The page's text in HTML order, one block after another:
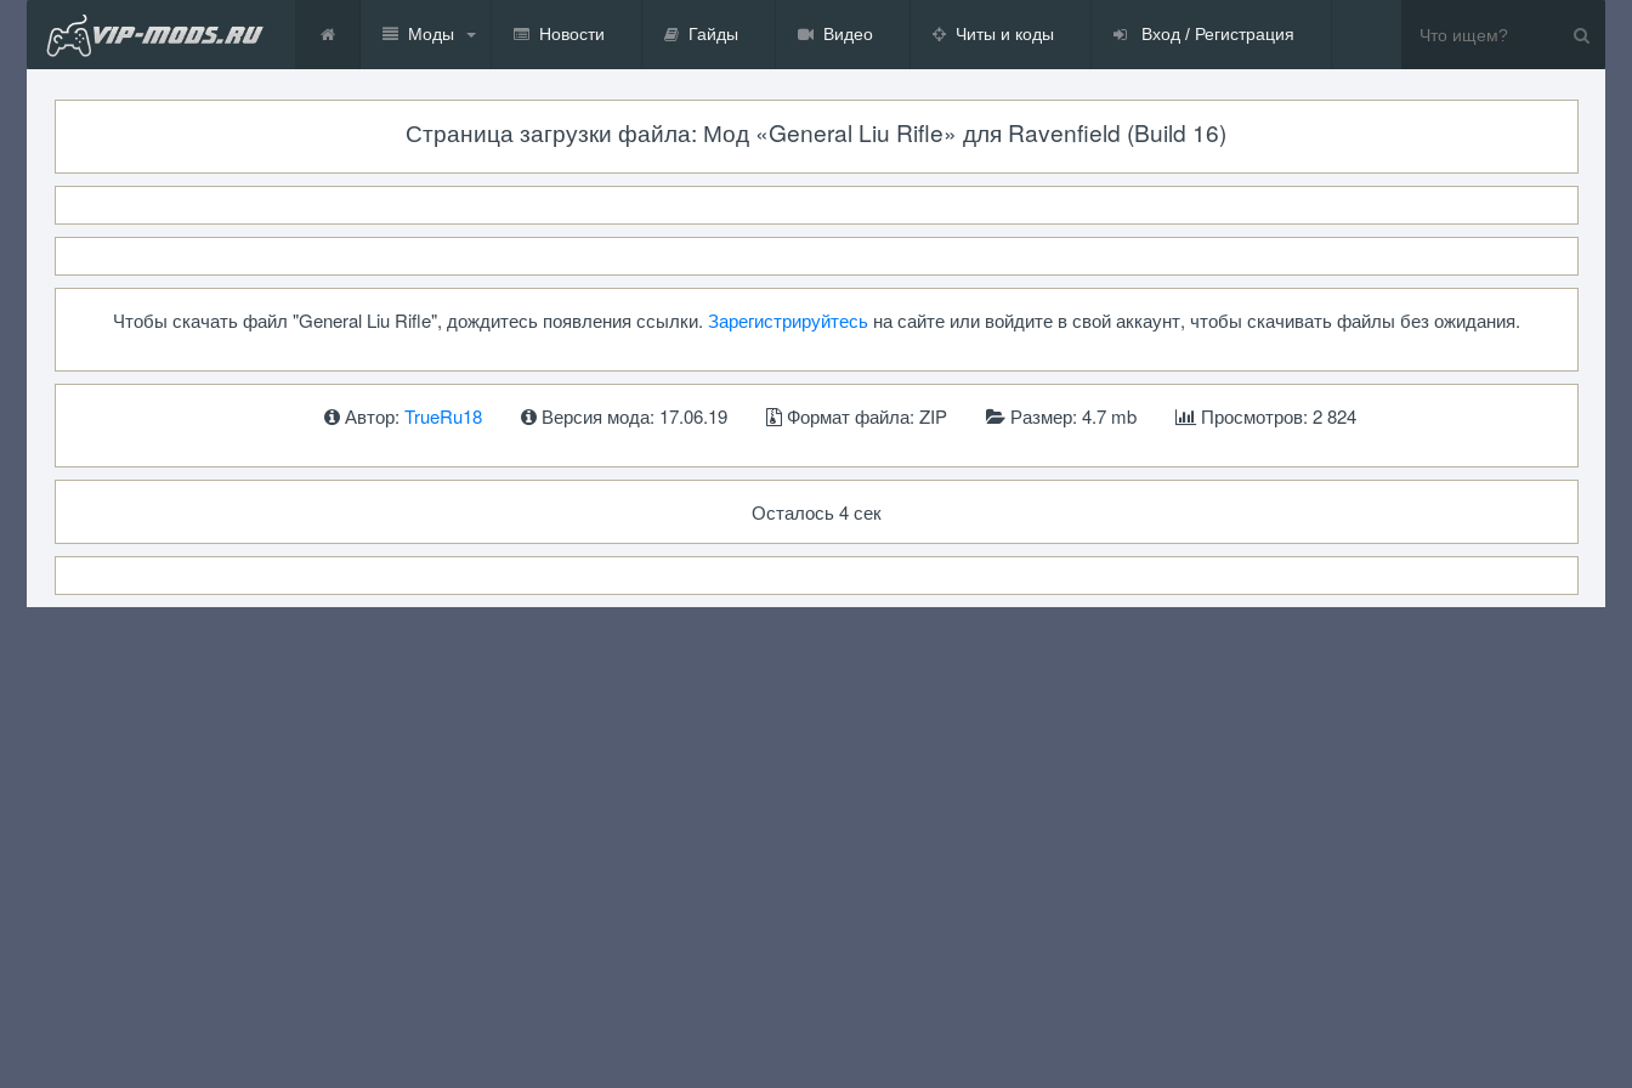
Моды Новости Гайды Видео Читы и коды Вход / Регистрация
Страница загрузки файла: Мод «General Liu Rifle» для Ravenfield (Build 16)
Чтобы скачать файл "General Liu Rifle", дождитесь появления ссылки. Зарегистрируйтесьна сайте или войдите в свой аккаунт, чтобы скачивать файлы без ожидания.
Автор: TrueRu18 Версия мода: 17.06.19 Формат файла: ZIP Размер: 4.7 mb Просмотров: 2 824
Осталось 4 сек